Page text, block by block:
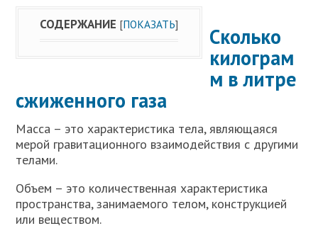
СОДЕРЖАНИЕ [ПОКАЗАТЬ]
Сколько
килограм
м в литре
сжиженного газа
Масса – это характеристика тела, являющаяся
мерой гравитационного взаимодействия с другими
телами.
Объем – это количественная характеристика
пространства, занимаемого телом, конструкцией
или веществом.